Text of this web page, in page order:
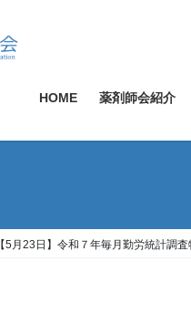
HOME 薬剤師会紹介
【5月23日】令和７年毎月勤労統計調